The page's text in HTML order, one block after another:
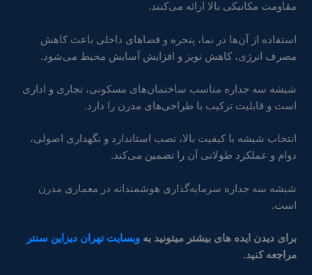
مقاومت مکانیکی بالا ارائه می‌کنند.
استفاده از آن‌ها در نما، پنجره و فضاهای داخلی باعث کاهش
مصرف انرژی، کاهش نویز و افزایش آسایش محیط می‌شود.
شیشه سه جداره مناسب ساختمان‌های مسکونی، تجاری و اداری
است و قابلیت ترکیب با طراحی‌های مدرن را دارد.
انتخاب شیشه با کیفیت بالا، نصب استاندارد و نگهداری اصولی،
دوام و عملکرد طولانی آن را تضمین می‌کند.
شیشه سه جداره سرمایه‌گذاری هوشمندانه در معماری مدرن
است.
برای دیدن ایده های بیشتر میتونید بهوبسایت تهران دیزاین سنتر
مراجعه کنید.